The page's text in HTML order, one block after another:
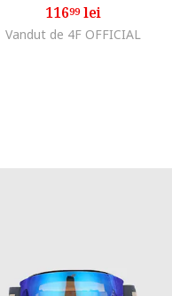
11699lei
Vandut de 4F OFFICIAL